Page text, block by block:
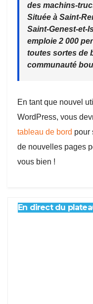
des machins-
Située à Saint-
Saint-Genest-et-
emploie 2 000
toutes sortes de
communauté
En tant que nouvel
WordPress, vous
tableau de bord pour
de nouvelles pages
vous bien !
En direct du